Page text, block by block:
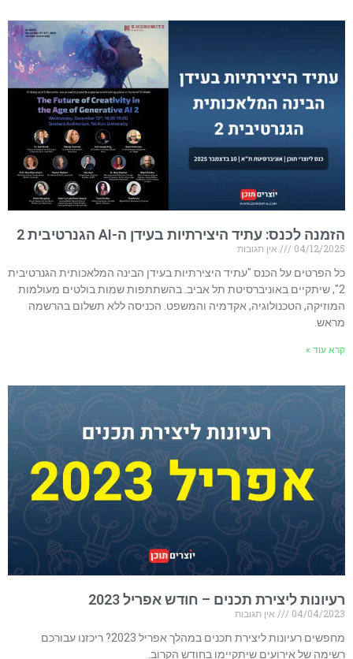
הזמנה לכנס: עתיד היצירתיות בעידן ה-AI הגנרטיבית 2
04/12/2025
אין תגובות
כל הפרטים על הכנס "עתיד היצירתיות בעידן הבינה המלאכותית הגנרטיבית
2", שיתקיים באוניברסיטת תל אביב. בהשתתפות שמות בולטים מעולמות
המוזיקה, הטכנולוגיה, אקדמיה והמשפט. הכניסה ללא תשלום בהרשמה
מראש.
קרא עוד »
רעיונות ליצירת תכנים – חודש אפריל 2023​
04/04/2023
אין תגובות
מחפשים רעיונות ליצירת תכנים במהלך אפריל 2023? ריכזנו עבורכם
רשימה של אירועים שיתקיימו בחודש הקרוב.